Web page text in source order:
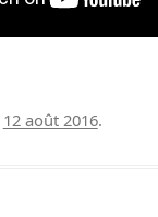
12 août 2016.